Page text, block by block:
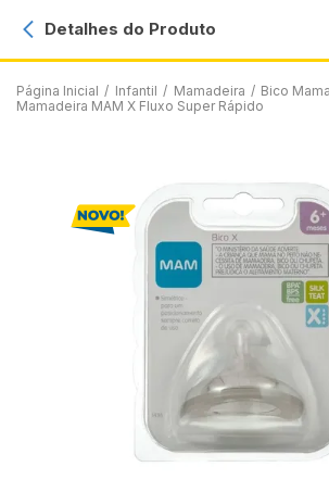
Página Inicial / Infantil / Mamadeira / Bico
Mamadeira MAM X Fluxo Super Rápido
Detalhes do Produto